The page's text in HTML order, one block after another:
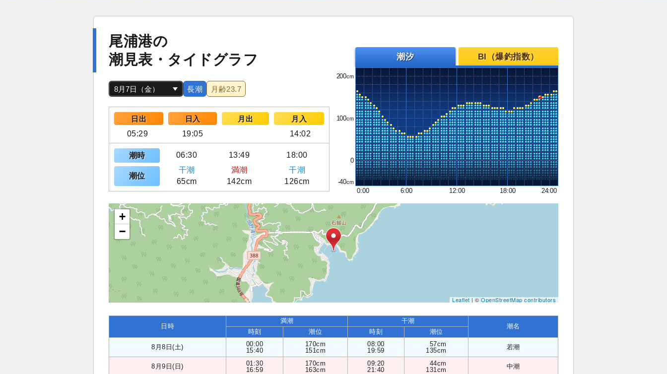
尾浦港の
潮見表・タイドグラフ
長潮 月齢23.7
日出 日入 月出
月入
05:29
19:05 14:02
潮時 06:30 13:49 18:00
潮位
干潮 満潮
干潮
65cm
142cm 126cm
潮汐 BI（爆釣指数）
200
100
0
-40
0:00
6:00 12:00 18:00 24:00
+
−
Leaflet| ©OpenStreetMap contributors
日時
満潮 干潮
潮名
時刻 潮位 時刻 潮位
8月8日(土)
00:00
15:40
170cm
151cm
08:00
19:59
57cm
135cm
若潮
8月9日(日)
01:30
16:59
170cm
163cm
09:20
21:40
44cm
131cm
中潮